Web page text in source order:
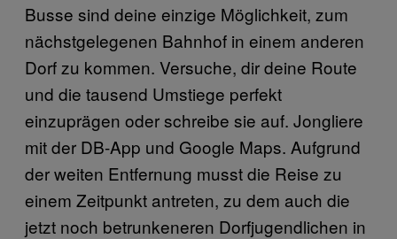
Busse sind deine einzige Möglichkeit, zum
nächstgelegenen Bahnhof in einem anderen
Dorf zu kommen. Versuche, dir deine Route
und die tausend Umstiege perfekt
einzuprägen oder schreibe sie auf. Jongliere
mit der DB-App und Google Maps. Aufgrund
der weiten Entfernung musst die Reise zu
einem Zeitpunkt antreten, zu dem auch die
jetzt noch betrunkeneren Dorfjugendlichen in